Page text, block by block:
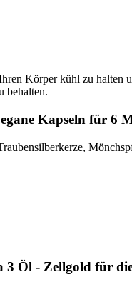
Körper kühl zu
behalten.
Kapseln für 6
3 Öl - Zellgold für